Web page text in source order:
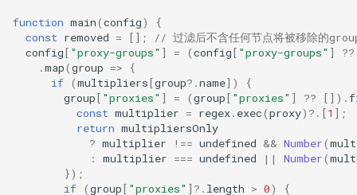
function main(config)
{
const removed = [];
// 过滤后不含任何节点将被移除的
config[ "proxy-groups" ] = (config[ "proxy-groups" ]
??
.map(group =>
{
if (multipliers[group? .name])
{
group[ "proxies" ] = (group[ "proxies" ] ?? []).
const multiplier = regex. exec(proxy) ? .[1 ];
return multipliersOnly
? multiplier !== undefined && Number(
:
multiplier === undefined || Number(
});
if (group[ "proxies" ] ? . length > 0)
{